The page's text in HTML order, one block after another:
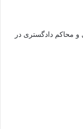
و محاکم دادگستری در